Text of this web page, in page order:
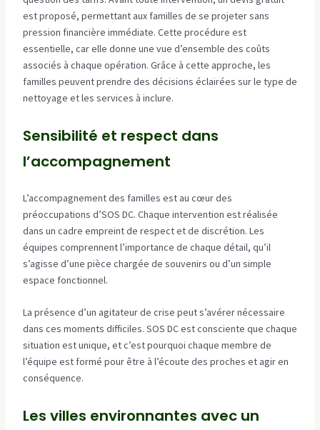
est proposé, permettant aux familles de se projeter sans
pression financière immédiate. Cette procédure est
essentielle, car elle donne une vue d’ensemble des coûts
associés à chaque opération. Grâce à cette approche, les
familles peuvent prendre des décisions éclairées sur le type de
nettoyage et les services à inclure.
Sensibilité et respect dans
l’accompagnement
L’accompagnement des familles est au cœur des
préoccupations d’SOS DC. Chaque intervention est réalisée
dans un cadre empreint de respect et de discrétion. Les
équipes comprennent l’importance de chaque détail, qu’il
s’agisse d’une pièce chargée de souvenirs ou d’un simple
espace fonctionnel.
La présence d’un agitateur de crise peut s’avérer nécessaire
dans ces moments difficiles. SOS DC est consciente que chaque
situation est unique, et c’est pourquoi chaque membre de
l’équipe est formé pour être à l’écoute des proches et agir en
conséquence.
Les villes environnantes avec un